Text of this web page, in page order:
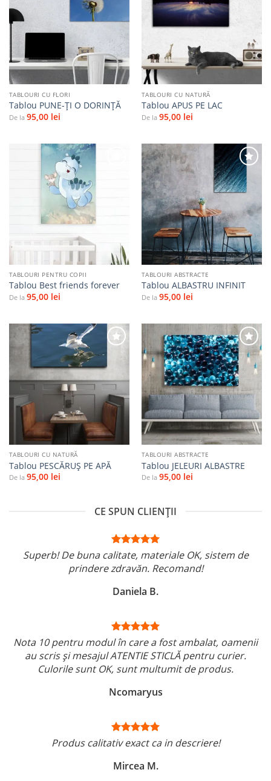
Adaugă
la
TABLOURI CU FLORI
Tablou PUNE-ŢI O DORINŢĂ
De la 95,00 lei
TABLOURI CU NATURĂ
Tablou APUS PE LAC
De la 95,00 lei
TABLOURI PENTRU COPII
Tablou Best friends forever
De la 95,00 lei
Adaugă
favorite
TABLOURI ABSTRACTE
Tablou ALBASTRU INFINIT
De la 95,00 lei
la
favorite
TABLOURI CU NATURĂ
Tablou PESCĂRUȘ PE APĂ
De la 95,00 lei
Adaugă
la
favorite
TABLOURI ABSTRACTE
Tablou JELEURI ALBASTRE
De la 95,00 lei
CE SPUN CLIENȚII
Superb! De buna calitate, materiale OK, sistem de
prindere zdravăn. Recomand!
Daniela B.
Nota 10 pentru modul în care a fost ambalat, oamenii
au scris și mesajul ATENTIE STICLĂ pentru curier.
Culorile sunt OK, sunt multumit de produs.
Ncomaryus
Produs calitativ exact ca in descriere!
Mircea M.